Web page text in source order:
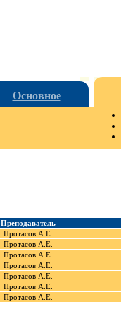
Основное
Преподаватель
Протасов А.Е.
Протасов А.Е.
Протасов А.Е.
Протасов А.Е.
Протасов А.Е.
Протасов А.Е.
Протасов А.Е.